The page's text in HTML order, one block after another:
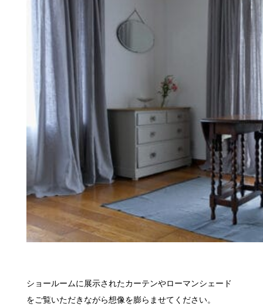
ショールームに展示されたカーテンやローマンシェード
をご覧いただきながら想像を膨らませてください。